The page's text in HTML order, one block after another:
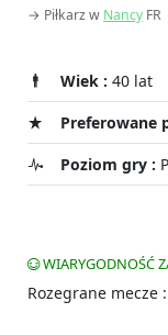
→ Piłkarz w Nancy FR
Wiek : 40 lat
Preferowane
Poziom gry :
WIARYGODNOŚĆ
Rozegrane mecze :